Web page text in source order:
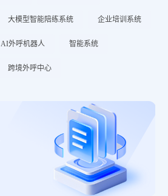
大模型智能陪练系统 企业培训系统
AI外呼机器人 智能系统
跨境外呼中心